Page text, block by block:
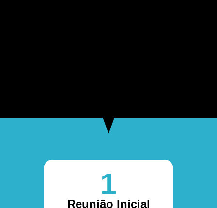
1
Reunião Inicial